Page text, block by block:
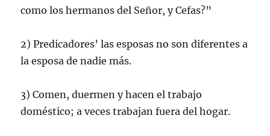
como los hermanos del Señor, y Cefas?”
2) Predicadores’ las esposas no son diferentes a
la esposa de nadie más.
3) Comen, duermen y hacen el trabajo
doméstico; a veces trabajan fuera del hogar.